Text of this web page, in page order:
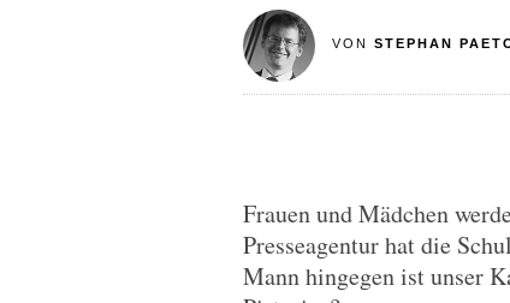
VON STEPHAN
Frauen und Mädchen
Presseagentur hat die
Mann hingegen ist unser